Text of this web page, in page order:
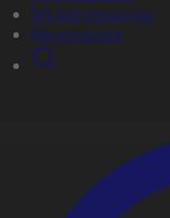
Мультсериалдар
Видеоархив